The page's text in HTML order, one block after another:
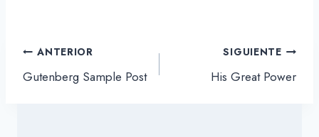
Navegación
de
ANTERIOR
Gutenberg Sample Post
SIGUIENTE
His Great Power